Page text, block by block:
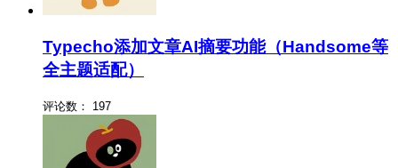
Typecho添加文章AI摘要功能（Handsome等
全主题适配）
评论数： 197